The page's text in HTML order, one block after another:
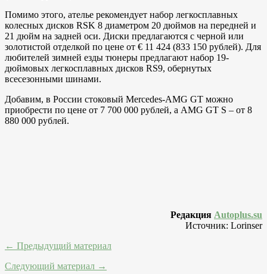
Помимо этого, ателье рекомендует набор легкосплавных
колесных дисков RSK 8 диаметром 20 дюймов на передней и
21 дюйм на задней оси. Диски предлагаются с черной или
золотистой отделкой по цене от € 11 424 (833 150 рублей). Для
любителей зимней езды тюнеры предлагают набор 19-
дюймовых легкосплавных дисков RS9, обернутых
всесезонными шинами.
Добавим, в России стоковый Mercedes-AMG GT можно
приобрести по цене от 7 700 000 рублей, а AMG GT S – от 8
880 000 рублей.
Редакция Autoplus.su
Источник: Lorinser
← Предыдущий материал
Следующий материал →